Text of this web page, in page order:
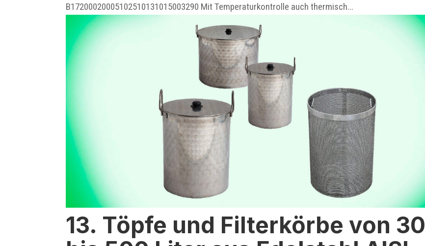
B17200020005102510131015003290 Mit Temperaturkontrolle auch thermisch...
13. Töpfe und Filterkörbe von 30